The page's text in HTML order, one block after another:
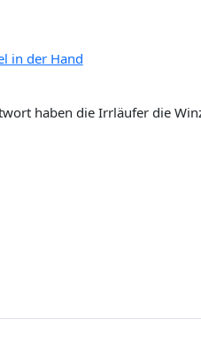
haben die Irrläufer die